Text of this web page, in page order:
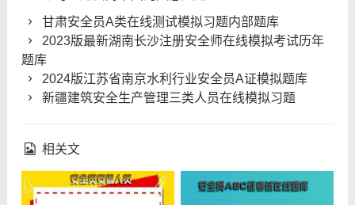
甘肃安全员A类在线测试模拟习题内部题库
2023版最新湖南长沙注册安全师在线模拟考试历年
题库
2024版江苏省南京水利行业安全员A证模拟题库
新疆建筑安全生产管理三类人员在线模拟习题
相关文